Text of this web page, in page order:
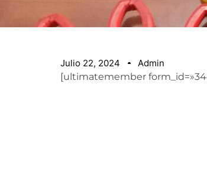
Julio 22, 2024
Admin
[ultimatemember